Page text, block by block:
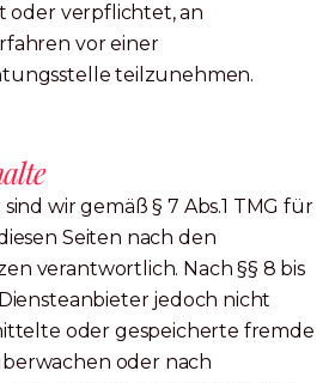
oder verpflichtet, an
vor einer
teilzunehmen.
wir gemäß § 7 Abs.1 TMG für
Seiten nach den
verantwortlich. Nach §§ 8 bis
jedoch nicht
oder gespeicherte fremde
oder nach